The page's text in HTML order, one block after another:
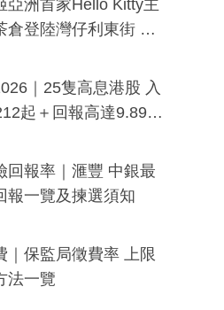
亞洲首家Hello Kitty主
倉登陸灣仔利東街 推
定特調系列
｜25隻高息港股 入
起＋回報高達9.89
回報率｜滙豐 中銀最
報一覽及揀選須知
｜保監局徵費率 上限
法一覽